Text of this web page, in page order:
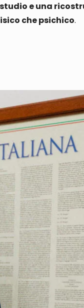
e una
che psichico.